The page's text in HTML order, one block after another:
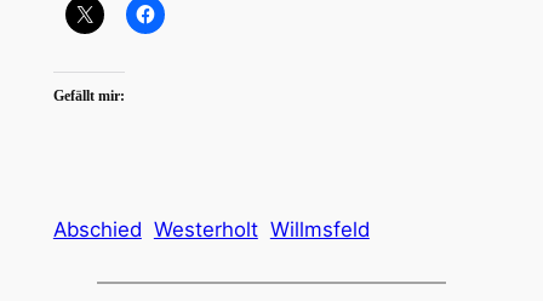
Gefällt mir:
Abschied Westerholt Willmsfeld